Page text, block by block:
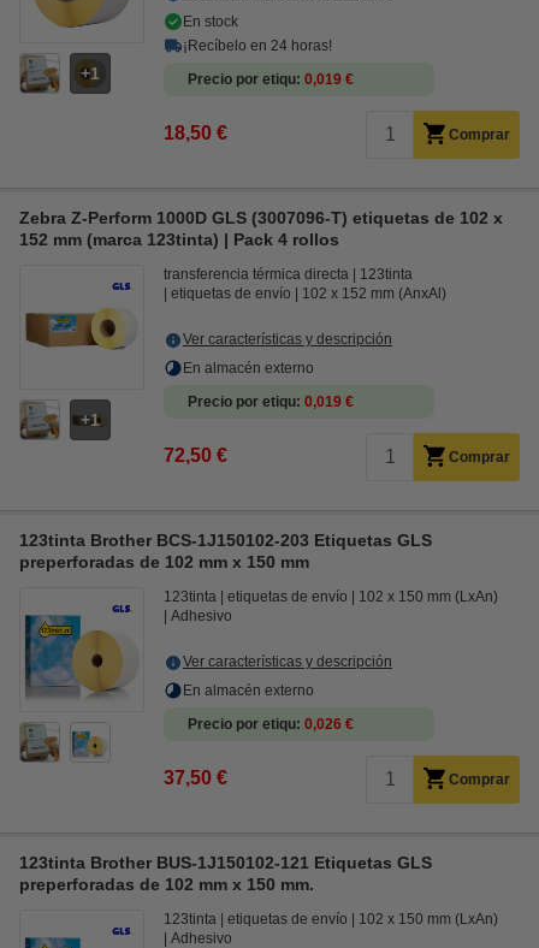
1
En stock
¡Recíbelo en 24 horas!
Precio por etiqu 0,019 €
18,50 € Comprar
Zebra Z-Perform 1000D GLS (3007096-T) etiquetas de 102 x
152 mm (marca 123tinta) | Pack 4 rollos
1
transferencia térmica directa
123tinta
etiquetas de envío
102 x 152 mm (AnxAl)
Ver características y descripción
En almacén externo
Precio por etiqu 0,019 €
72,50 € Comprar
123tinta Brother BCS-1J150102-203 Etiquetas GLS
preperforadas de 102 mm x 150 mm
123tinta etiquetas de envío
102 x 150 mm (LxAn)
Adhesivo
Ver características y descripción
En almacén externo
Precio por etiqu 0,026 €
37,50 € Comprar
123tinta Brother BUS-1J150102-121 Etiquetas GLS
preperforadas de 102 mm x 150 mm.
123tinta etiquetas de envío
102 x 150 mm (LxAn)
Adhesivo